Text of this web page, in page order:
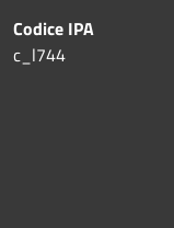
Codice IPA
c_l744